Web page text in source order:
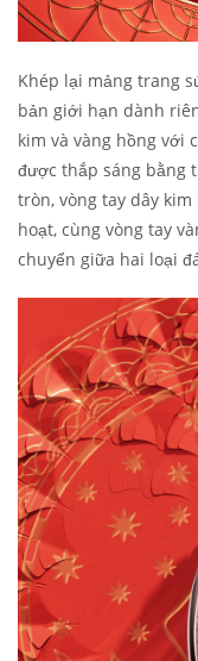
Khép lại mảng trang
bản giới hạn dành
kim và vàng hồng với
được thắp sáng bằng
tròn, vòng tay dây
hoạt, cùng vòng tay
chuyển giữa hai loại